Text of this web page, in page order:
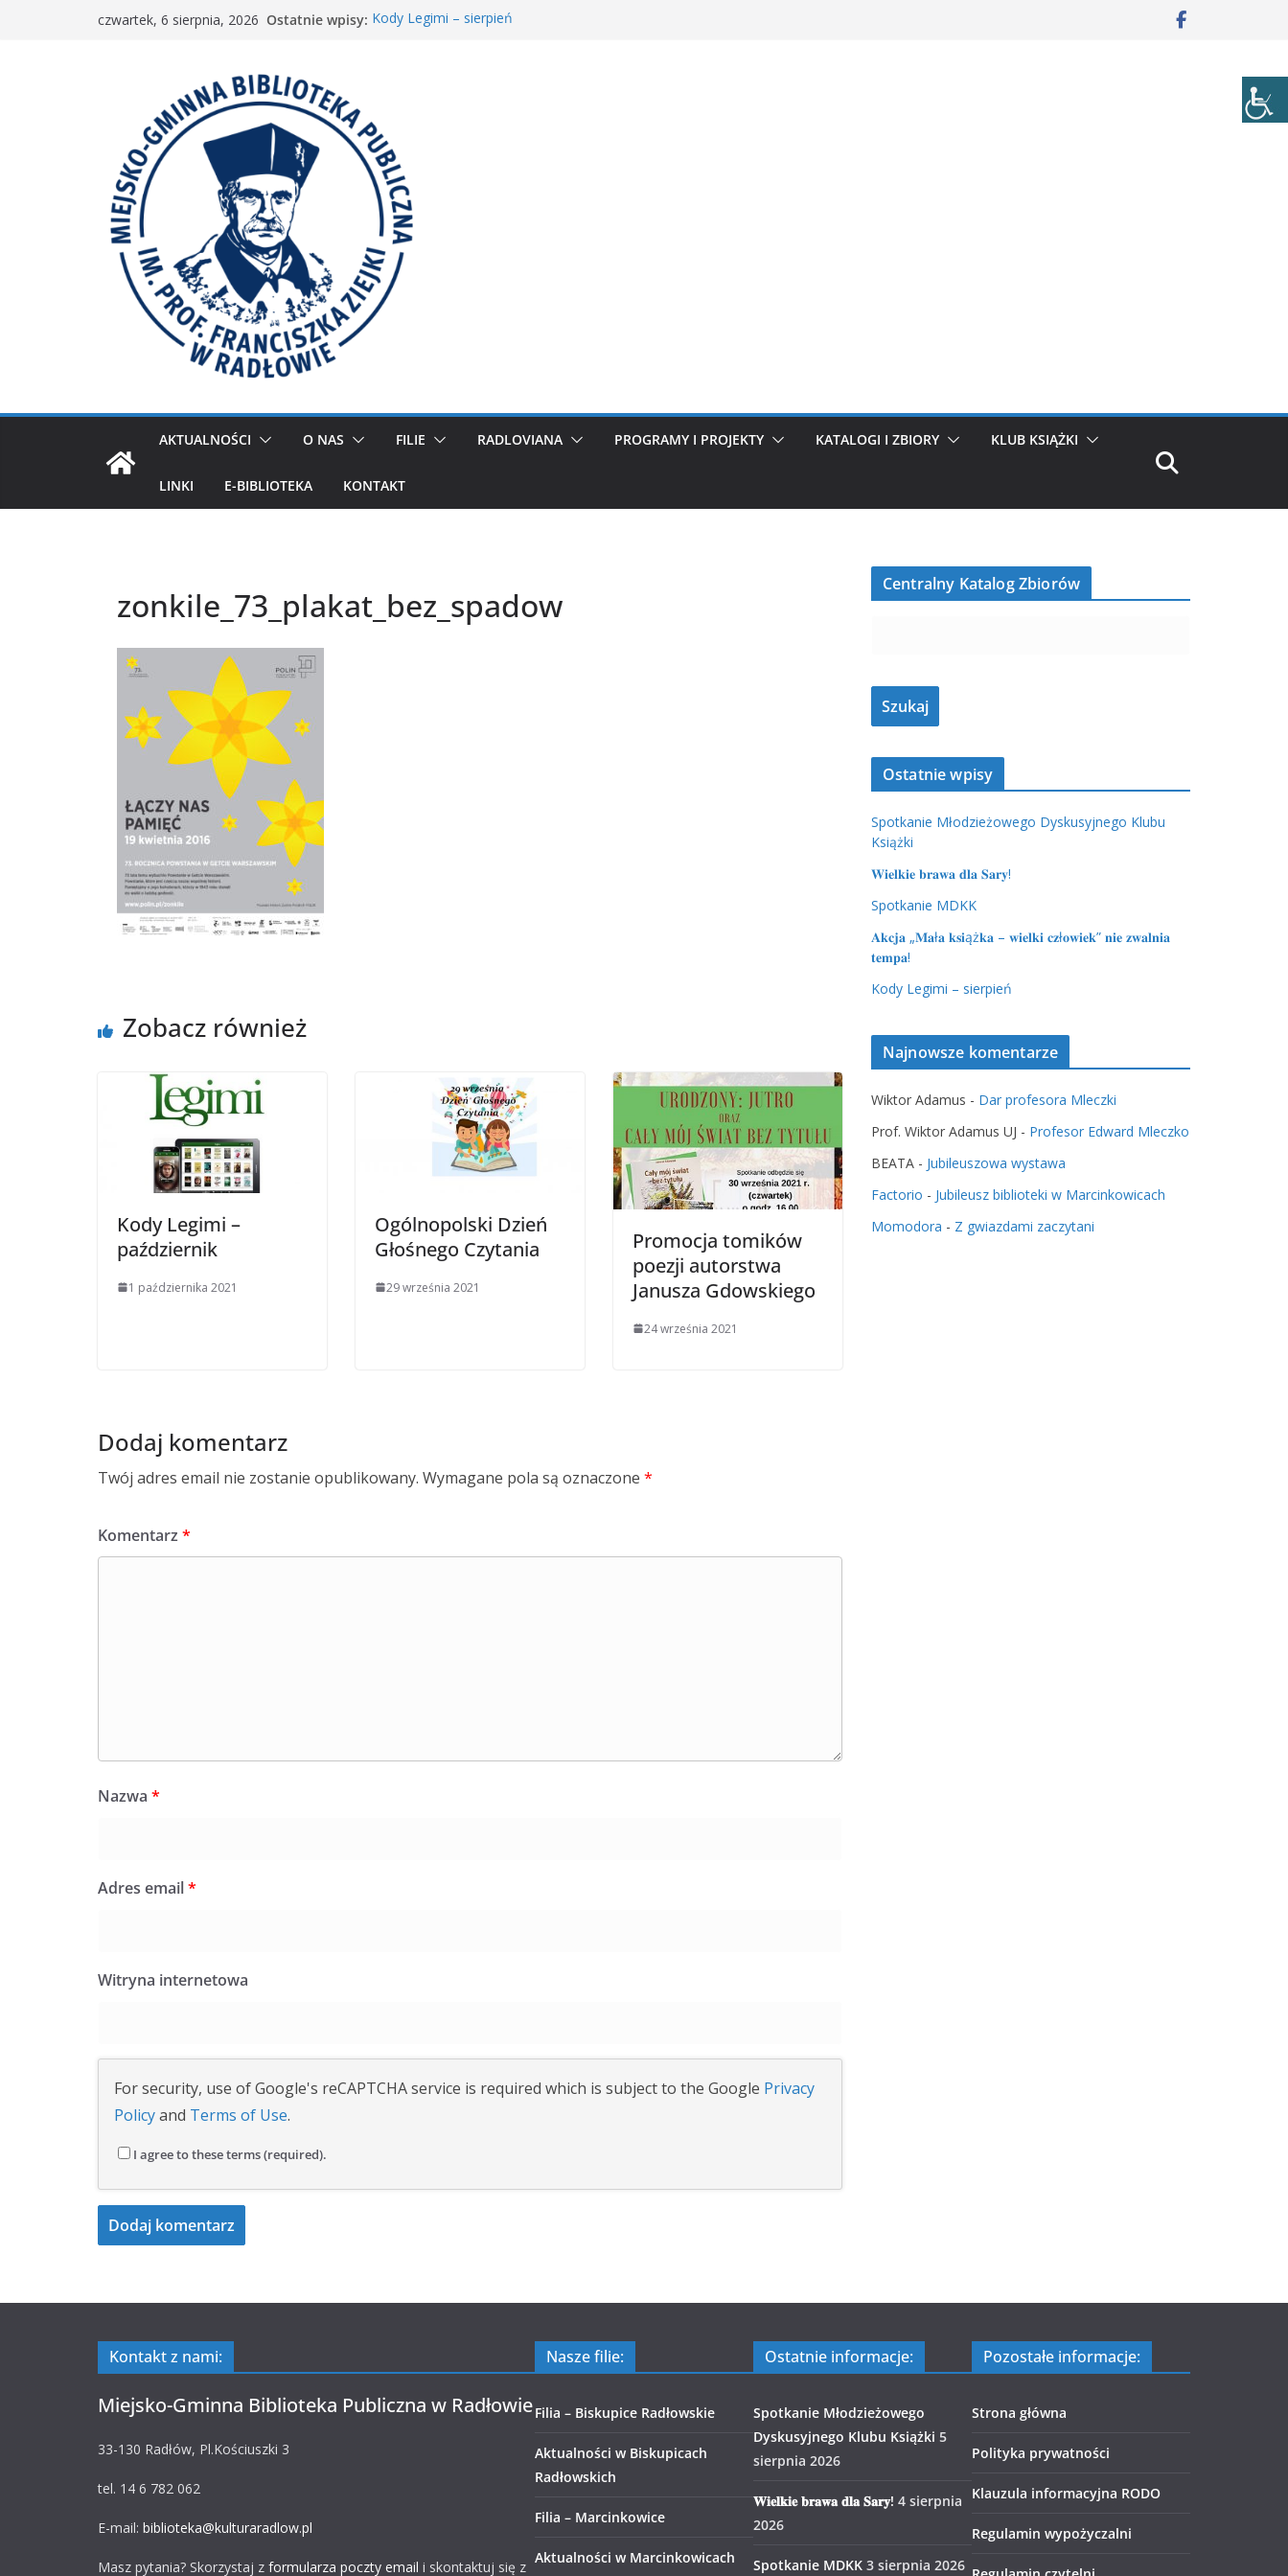
czwartek, 6 sierpnia, 2026 Ostatnie wpisy: Kody Legimi – sierpień
AKTUALNOŚCI O NAS FILIE RADLOVIANA PROGRAMY I PROJEKTY KATALOGI I ZBIORY KLUB KSIĄŻKI
LINKI E-BIBLIOTEKA KONTAKT
zonkile_73_plakat_bez_spadow
Zobacz również
Kody Legimi –
październik
1 października 2021
Ogólnopolski Dzień
Głośnego Czytania
29 września 2021
Promocja tomików
poezji autorstwa
Janusza Gdowskiego
24 września 2021
Dodaj komentarz
Twój adres email nie zostanie opublikowany. Wymagane pola są oznaczone *
Komentarz *
Nazwa *
Adres email*
Witryna internetowa
For security, use of Google's reCAPTCHA service is required which is subject to the Google Privacy
Policyand Terms of Use.
I agree to these terms (required).
Centralny Katalog Zbiorów
Ostatnie wpisy
Spotkanie Młodzieżowego Dyskusyjnego Klubu
Książki
𝐖𝐢𝐞𝐥𝐤𝐢𝐞 𝐛𝐫𝐚𝐰𝐚 𝐝𝐥𝐚 𝐒𝐚𝐫𝐲!
Spotkanie MDKK
𝐀𝐤𝐜𝐣𝐚 „𝐌𝐚ł𝐚 𝐤𝐬𝐢ąż𝐤𝐚 – 𝐰𝐢𝐞𝐥𝐤𝐢 𝐜𝐳ł𝐨𝐰𝐢𝐞𝐤” 𝐧𝐢𝐞 𝐳𝐰𝐚𝐥𝐧𝐢𝐚
𝐭𝐞𝐦𝐩𝐚!
Kody Legimi – sierpień
Najnowsze komentarze
Wiktor Adamus - Dar profesora Mleczki
Prof. Wiktor Adamus UJ - Profesor Edward Mleczko
BEATA - Jubileuszowa wystawa
Factorio - Jubileusz biblioteki w Marcinkowicach
Momodora - Z gwiazdami zaczytani
Kontakt z nami:
Miejsko-Gminna Biblioteka Publiczna w Radłowie
33-130 Radłów, Pl.Kościuszki 3
tel. 14 6 782 062
E-mail: biblioteka@kulturaradlow.pl
Masz pytania? Skorzystaj z formularza poczty email i skontaktuj się z
Nasze filie:
Filia – Biskupice Radłowskie
Aktualności w Biskupicach
Radłowskich
Filia – Marcinkowice
Aktualności w Marcinkowicach
Ostatnie informacje:
Spotkanie Młodzieżowego
Dyskusyjnego Klubu Książki 5
sierpnia 2026
𝐖𝐢𝐞𝐥𝐤𝐢𝐞 𝐛𝐫𝐚𝐰𝐚 𝐝𝐥𝐚 𝐒𝐚𝐫𝐲! 4 sierpnia
2026
Spotkanie MDKK 3 sierpnia 2026
Pozostałe informacje:
Strona główna
Polityka prywatności
Klauzula informacyjna RODO
Regulamin wypożyczalni